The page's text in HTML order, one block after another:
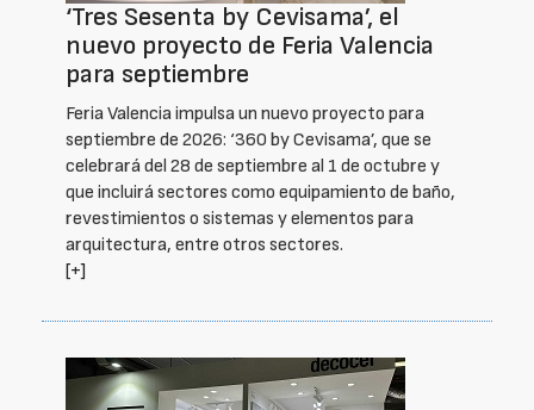
‘Tres Sesenta by Cevisama’, el
nuevo proyecto de Feria Valencia
para septiembre
Feria Valencia impulsa un nuevo proyecto para
septiembre de 2026: ‘360 by Cevisama’, que se
celebrará del 28 de septiembre al 1 de octubre y
que incluirá sectores como equipamiento de baño,
revestimientos o sistemas y elementos para
arquitectura, entre otros sectores.
[+]